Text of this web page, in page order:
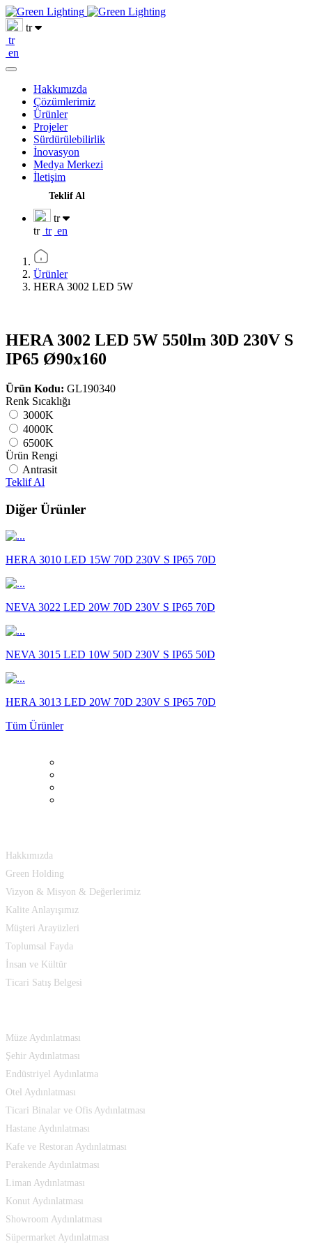
tr
tr
en
Hakkımızda
Çözümlerimiz
Ürünler
Projeler
Sürdürülebilirlik
İnovasyon
Medya Merkezi
İletişim
Teklif Al
tr
tr tr en
Ürünler
HERA 3002 LED 5W
HERA 3002 LED 5W 550lm 30D 230V S
IP65 Ø90x160
Ürün Kodu: GL190340
Renk Sıcaklığı
3000K
4000K
6500K
Ürün Rengi
Antrasit
Teklif Al
Diğer Ürünler
HERA 3010 LED 15W 70D 230V S IP65 70D
NEVA 3022 LED 20W 70D 230V S IP65 70D
NEVA 3015 LED 10W 50D 230V S IP65 50D
HERA 3013 LED 20W 70D 230V S IP65 70D
Tüm Ürünler
Hakkımızda
Green Holding
Vizyon & Misyon & Değerlerimiz
Kalite Anlayışımız
Müşteri Arayüzleri
Toplumsal Fayda
İnsan ve Kültür
Ticari Satış Belgesi
Müze Aydınlatması
Şehir Aydınlatması
Endüstriyel Aydınlatma
Otel Aydınlatması
Ticari Binalar ve Ofis Aydınlatması
Hastane Aydınlatması
Kafe ve Restoran Aydınlatması
Perakende Aydınlatması
Liman Aydınlatması
Konut Aydınlatması
Showroom Aydınlatması
Süpermarket Aydınlatması